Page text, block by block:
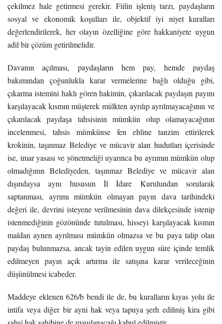
çekilmez hale getirmesi gerekir. Fiilin işleniş tarzı, paydaşların
sosyal ve ekonomik koşulları ile, objektif iyi niyet kuralları
değerlendirilerek, her olayın özelliğine göre hakkaniyete uygun
adil bir çözüm getirilmelidir.
Davanın açılması, paydaşların hem pay, hemde paydaş
bakımından çoğunlukla karar vermelerine bağlı olduğu gibi,
çıkarma istemini haklı gören hakimin, çıkarılacak paydaşın payını
karşılayacak kısmın müşterek mülkten ayrılıp ayrılmayacağının ve
çıkarılacak paydaşa tahsisinin mümkün olup olamayacağının
incelenmesi, tahsis mümkünse fen ehline tanzim ettirilerek
krokinin, taşınmaz Belediye ve mücavir alan hudutları içerisinde
ise, imar yasası ve yönetmeliği uyarınca bu ayrımın mümkün olup
olmadığının Belediyeden, taşınmaz Belediye ve mücavir alan
dışındaysa aynı hususun İl İdare Kurulundan sorularak
saptanması, ayrımı mümkün olmayan payın dava tarihindeki
değeri ile, devrini isteyene verilmesinin dava dilekçesinde istenip
istenmediğinin gözönünde tutulması, hisseyi karşılayacak kısmın
maldan aynen ayrılması mümkün olmazsa ve bu paya talip olan
paydaş bulunmazsa, ancak tayin edilen uygun süre içinde temlik
edilmeyen payın açık artırma ile satışına karar verileceğinin
düşünülmesi icabeder.
Maddeye eklenen 626/b bendi ile de, bu kuralların kıyas yolu ile
intifa veya diğer bir ayni hak veya tapuya şerh edilmiş kira gibi